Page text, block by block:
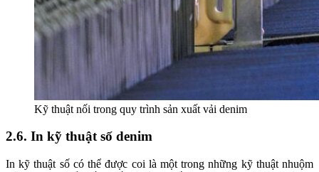
Kỹ thuật nối trong quy trình sản xuất vải denim
2.6. In kỹ thuật số denim
In kỹ thuật số có thể được coi là một trong những kỹ thuật nhuộm